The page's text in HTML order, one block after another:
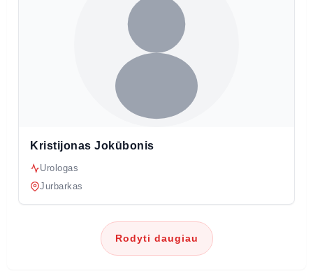
Kristijonas Jokūbonis
Urologas
Jurbarkas
Rodyti daugiau